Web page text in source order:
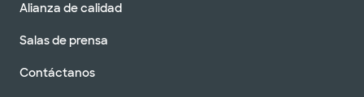
Alianza de calidad
Salas de prensa
Contáctanos